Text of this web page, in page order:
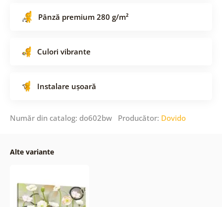
Pânză premium 280 g/m²
Culori vibrante
Instalare ușoară
Număr din catalog: do602bw Producător: Dovido
Alte variante